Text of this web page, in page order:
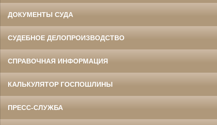
ДОКУМЕНТЫ СУДА
СУДЕБНОЕ ДЕЛОПРОИЗВОДСТВО
СПРАВОЧНАЯ ИНФОРМАЦИЯ
КАЛЬКУЛЯТОР ГОСПОШЛИНЫ
ПРЕСС-СЛУЖБА